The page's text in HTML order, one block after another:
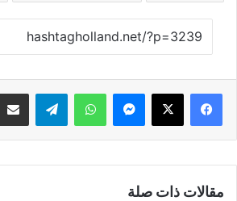
فيسبوك ‫X ماسنجر واتساب تيلقرام
مقالات ذات صلة